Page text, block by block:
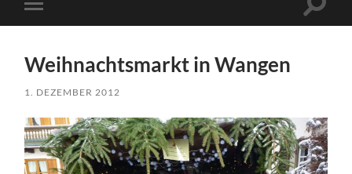
Mobile-
Menü
Weihnachtsmarkt in Wangen
1. DEZEMBER 2012